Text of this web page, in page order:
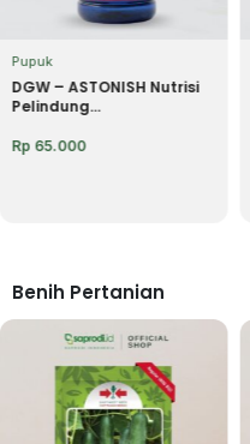
Pupuk
DGW – ASTONISH Nutrisi
Pelindung...
Rp 65.000
Benih Pertanian